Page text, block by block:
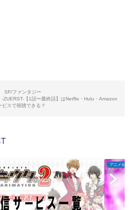
SF/ファンタジー
-ZUERST-【1話〜最終話】はNetflix・Hulu・Amazon
スで視聴できる？
アニメを探